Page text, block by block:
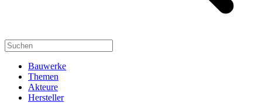
Bauwerke
Themen
Akteure
Hersteller